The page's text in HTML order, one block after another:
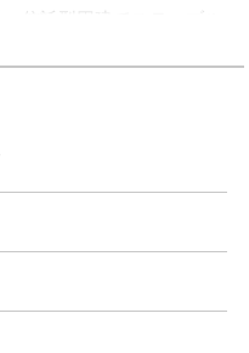
信託型円建てステーブル